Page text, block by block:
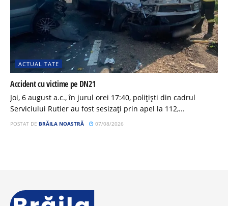
ACTUALITATE
Accident cu victime pe DN21
Joi, 6 august a.c., în jurul orei 17:40, polițiști din cadrul
Serviciului Rutier au fost sesizați prin apel la 112,...
POSTAT DE BRĂILA NOASTRĂ 07/08/2026